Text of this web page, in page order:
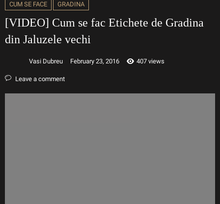
CUM SE FACE GRADINA
[VIDEO] Cum se fac Etichete de Gradina
din Jaluzele vechi
Vasi Dubreu February 23, 2016 407 views
Leave a comment